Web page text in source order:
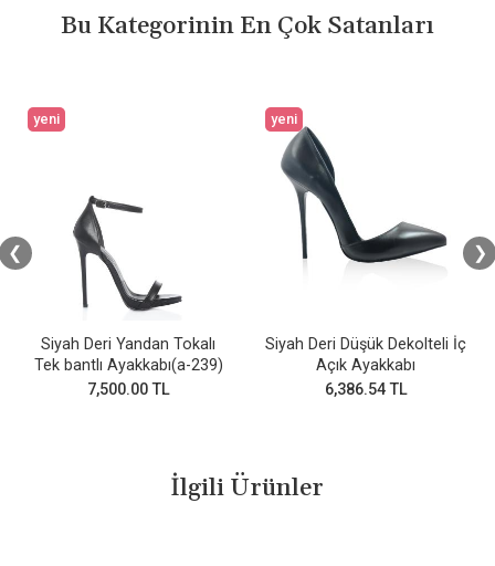
Bu Kategorinin En Çok Satanları
yeni
Siyah Deri Yandan Tokalı
Tek bantlı Ayakkabı(a-239)
7,500.00 TL
yeni
Siyah Deri Düşük Dekolteli İç
Açık Ayakkabı
6,386.54 TL
❮ ❯
İlgili Ürünler